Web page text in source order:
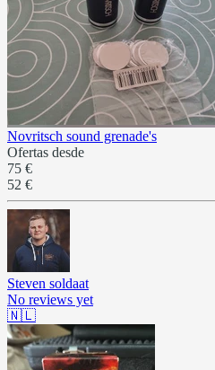
Novritsch sound grenade's
Ofertas desde
75 €
52 €
Steven soldaat
No reviews yet
🇳🇱